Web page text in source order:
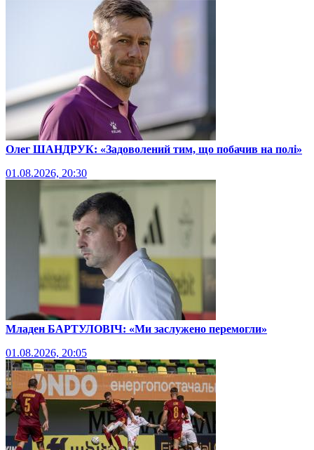
Олег ШАНДРУК: «Задоволений тим, що побачив на полі»
01.08.2026, 20:30
Младен БАРТУЛОВІЧ: «Ми заслужено перемогли»
01.08.2026, 20:05